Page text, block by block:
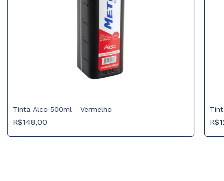
Tinta Alco 500ml - Vermelho
R$148,00